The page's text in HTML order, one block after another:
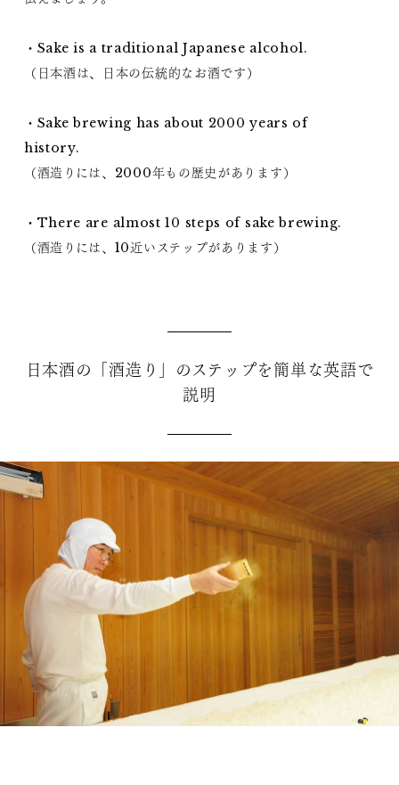
・Sake is a traditional Japanese alcohol.
（日本酒は、日本の伝統的なお酒です）
・Sake brewing has about 2000 years of
history.
（酒造りには、2000年もの歴史があります）
・There are almost 10 steps of sake brewing.
（酒造りには、10近いステップがあります）
日本酒の「酒造り」のステップを簡単な英語で
説明